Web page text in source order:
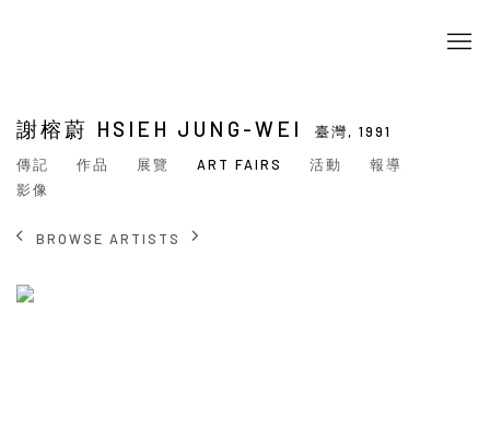
謝榕蔚 HSIEH JUNG-WEI 臺灣, 1991
傳記
作品 展覽 ART FAIRS 活動
報導
影像
BROWSE ARTISTS